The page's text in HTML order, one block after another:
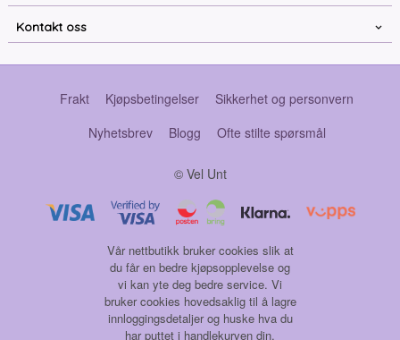
Kontakt oss
Frakt Kjøpsbetingelser
Sikkerhet og personvern
Nyhetsbrev
Blogg Ofte stilte spørsmål
© Vel Unt
Vår nettbutikk bruker cookies slik at
du får en bedre kjøpsopplevelse og
vi kan yte deg bedre service. Vi
bruker cookies hovedsaklig til å lagre
innloggingsdetaljer og huske hva du
har puttet i handlekurven din.